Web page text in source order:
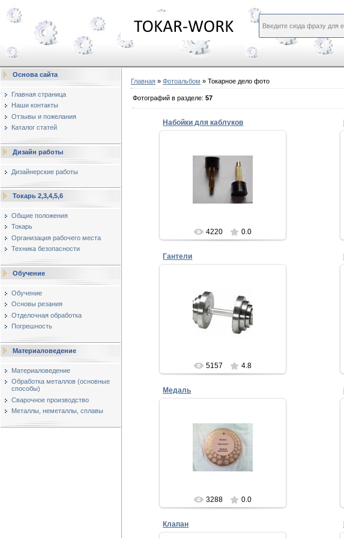
Основа сайта
Главная страница
Наши контакты
Отзывы и пожелания
Каталог статей
Дизайн работы
Дизайнерские работы
Токарь 2,3,4,5,6
Общие положения
Токарь
Организация рабочего места
Техника безопасности
Обучение
Обучение
Основы резания
Отделочная обработка
Погрешность
Материаловедение
Материаловедение
Обработка металлов (основные
способы)
Сварочное производство
Металлы, неметаллы, сплавы
Главная » Фотоальбом » Токарное дело фото
Фотографий в разделе: 57
Набойки для каблуков
Набойки для каблуков
Набойки для каблуков
изготавливаются из различных
материалов. Мы предлагаем
изготов...
4220 0.0
Гантели
Гантели
Самыми распространенными
снарядами в спортивной отрасли
по истину принято считать
гантели и штан...
5157 4.8
Медаль
Медаль выполнена из Бериллиевой
бронзы на станке марки
ИР800ПМФ4.
Дизайн медали разработан tokar-
work.
...
3288 0.0
Клапан